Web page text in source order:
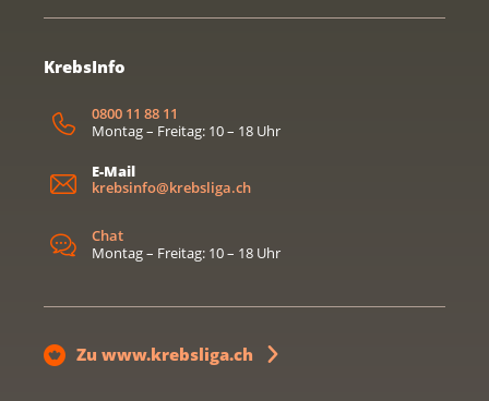
KrebsInfo
0800 11 88 11
Montag – Freitag: 10 – 18 Uhr
E-Mail
krebsinfo@krebsliga.ch
Chat
Montag – Freitag: 10 – 18 Uhr
Zu www.krebsliga.ch